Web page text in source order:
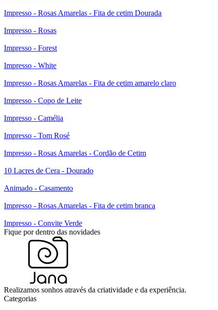
Impresso - Rosas Amarelas - Fita de cetim Dourada
Impresso - Rosas
Impresso - Forest
Impresso - White
Impresso - Rosas Amarelas - Fita de cetim amarelo claro
Impresso - Copo de Leite
Impresso - Camélia
Impresso - Tom Rosé
Impresso - Rosas Amarelas - Cordão de Cetim
10 Lacres de Cera - Dourado
Animado - Casamento
Impresso - Rosas Amarelas - Fita de cetim branca
Impresso - Convite Verde
Fique por dentro das novidades
Realizamos sonhos através da criatividade e da experiência.
Categorias